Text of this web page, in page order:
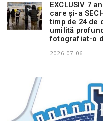
EXCLUSIV 7
care și-a
timp de 24 de
umilită
fotografiat-o
2026-07-06